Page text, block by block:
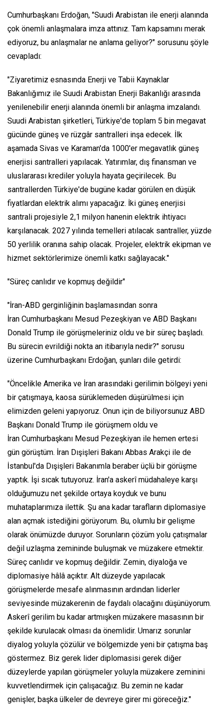
Cumhurbaşkanı Erdoğan, "Suudi Arabistan ile enerji alanında
çok önemli anlaşmalara imza attınız. Tam kapsamını merak
ediyoruz, bu anlaşmalar ne anlama geliyor?" sorusunu şöyle
cevapladı:
"Ziyaretimiz esnasında Enerji ve Tabii Kaynaklar
Bakanlığımız ile Suudi Arabistan Enerji Bakanlığı arasında
yenilenebilir enerji alanında önemli bir anlaşma imzalandı.
Suudi Arabistan şirketleri, Türkiye'de toplam 5 bin megavat
gücünde güneş ve rüzgâr santralleri inşa edecek. İlk
aşamada Sivas ve Karaman'da 1000'er megavatlık güneş
enerjisi santralleri yapılacak. Yatırımlar, dış finansman ve
uluslararası krediler yoluyla hayata geçirilecek. Bu
santrallerden Türkiye'de bugüne kadar görülen en düşük
fiyatlardan elektrik alımı yapacağız. İki güneş enerjisi
santrali projesiyle 2,1 milyon hanenin elektrik ihtiyacı
karşılanacak. 2027 yılında temelleri atılacak santraller, yüzde
50 yerlilik oranına sahip olacak. Projeler, elektrik ekipman ve
hizmet sektörlerimize önemli katkı sağlayacak."
"Süreç canlıdır ve kopmuş değildir"
"İran-ABD gerginliğinin başlamasından sonra
İran Cumhurbaşkanı Mesud Pezeşkiyan ve ABD Başkanı
Donald Trump ile görüşmeleriniz oldu ve bir süreç başladı.
Bu sürecin evrildiği nokta an itibarıyla nedir?" sorusu
üzerine Cumhurbaşkanı Erdoğan, şunları dile getirdi:
"Öncelikle Amerika ve İran arasındaki gerilimin bölgeyi yeni
bir çatışmaya, kaosa sürüklemeden düşürülmesi için
elimizden geleni yapıyoruz. Onun için de biliyorsunuz ABD
Başkanı Donald Trump ile görüşmem oldu ve
İran Cumhurbaşkanı Mesud Pezeşkiyan ile hemen ertesi
gün görüştüm. İran Dışişleri Bakanı Abbas Arakçi ile de
İstanbul'da Dışişleri Bakanımla beraber üçlü bir görüşme
yaptık. İşi sıcak tutuyoruz. İran'a askerî müdahaleye karşı
olduğumuzu net şekilde ortaya koyduk ve bunu
muhataplarımıza ilettik. Şu ana kadar tarafların diplomasiye
alan açmak istediğini görüyorum. Bu, olumlu bir gelişme
olarak önümüzde duruyor. Sorunların çözüm yolu çatışmalar
değil uzlaşma zemininde buluşmak ve müzakere etmektir.
Süreç canlıdır ve kopmuş değildir. Zemin, diyaloğa ve
diplomasiye hâlâ açıktır. Alt düzeyde yapılacak
görüşmelerde mesafe alınmasının ardından liderler
seviyesinde müzakerenin de faydalı olacağını düşünüyorum.
Askerî gerilim bu kadar artmışken müzakere masasının bir
şekilde kurulacak olması da önemlidir. Umarız sorunlar
diyalog yoluyla çözülür ve bölgemizde yeni bir çatışma baş
göstermez. Biz gerek lider diplomasisi gerek diğer
düzeylerde yapılan görüşmeler yoluyla müzakere zeminini
kuvvetlendirmek için çalışacağız. Bu zemin ne kadar
genişler, başka ülkeler de devreye girer mi göreceğiz."